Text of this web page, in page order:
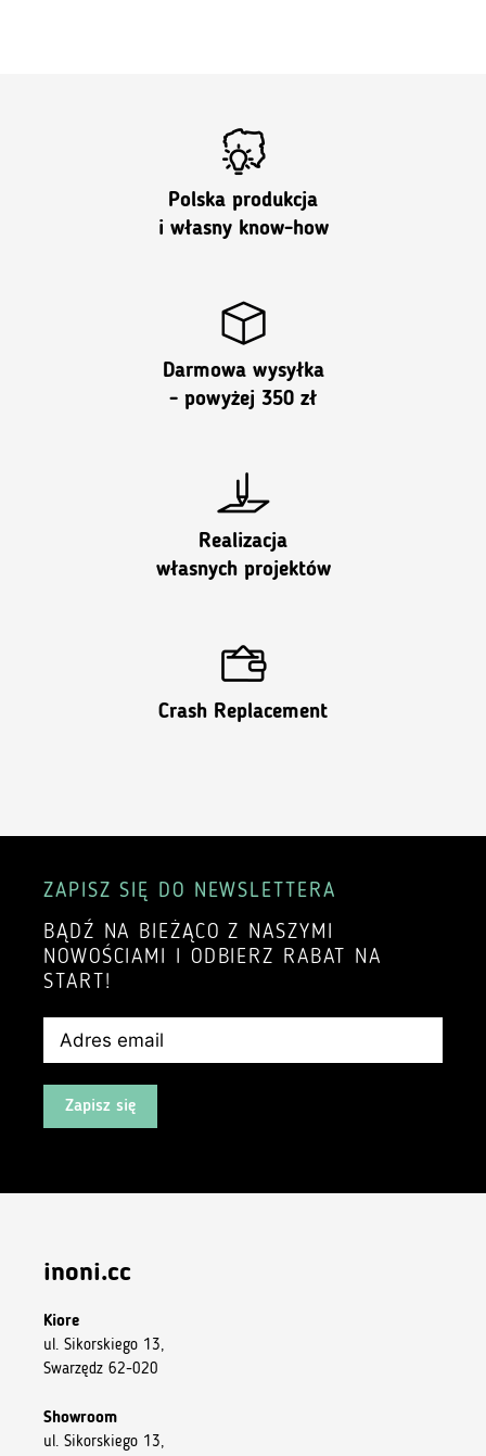
Polska produkcja
i własny know-how
Darmowa wysyłka
- powyżej 350 zł
Realizacja
własnych projektów
Crash Replacement
ZAPISZ SIĘ DO NEWSLETTERA
BĄDŹ NA BIEŻĄCO Z NASZYMI
NOWOŚCIAMI I ODBIERZ RABAT NA
START!
Zapisz się
inoni.cc
Kiore
ul. Sikorskiego 13,
Swarzędz 62-020
Showroom
ul. Sikorskiego 13,